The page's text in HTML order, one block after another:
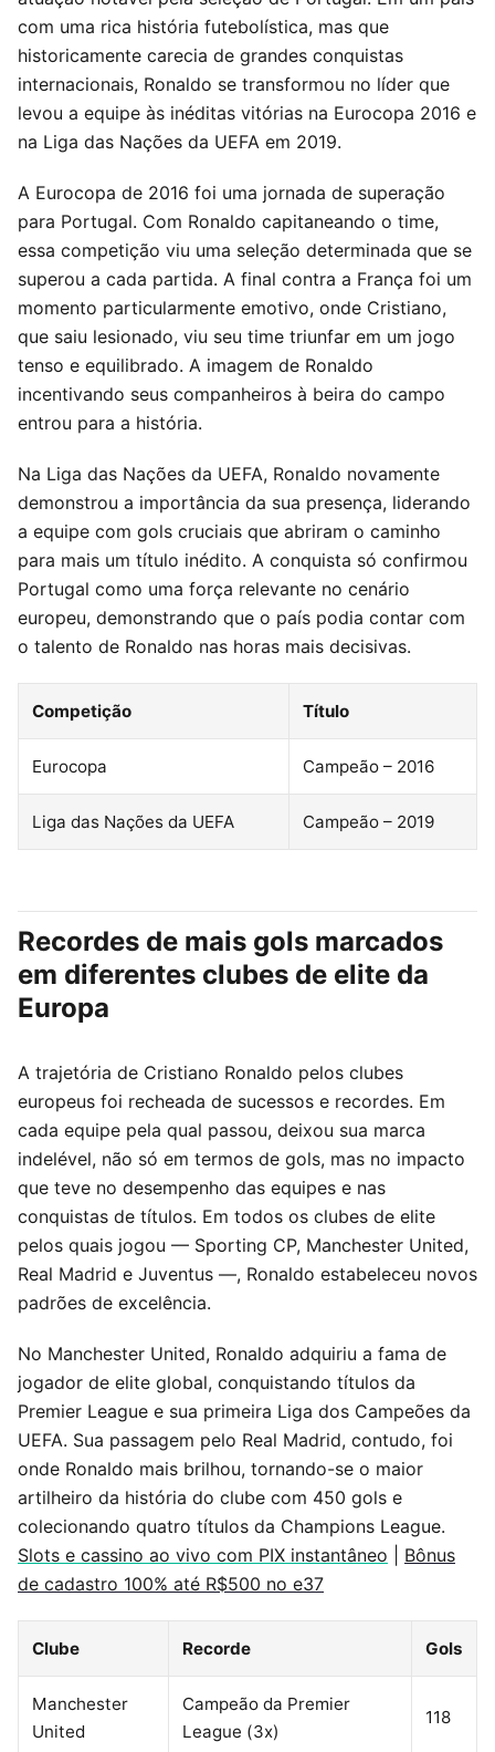
com uma rica história futebolística, mas que
historicamente carecia de grandes conquistas
internacionais, Ronaldo se transformou no líder que
levou a equipe às inéditas vitórias na Eurocopa 2016 e
na Liga das Nações da UEFA em 2019.
A Eurocopa de 2016 foi uma jornada de superação
para Portugal. Com Ronaldo capitaneando o time,
essa competição viu uma seleção determinada que se
superou a cada partida. A final contra a França foi um
momento particularmente emotivo, onde Cristiano,
que saiu lesionado, viu seu time triunfar em um jogo
tenso e equilibrado. A imagem de Ronaldo
incentivando seus companheiros à beira do campo
entrou para a história.
Na Liga das Nações da UEFA, Ronaldo novamente
demonstrou a importância da sua presença, liderando
a equipe com gols cruciais que abriram o caminho
para mais um título inédito. A conquista só confirmou
Portugal como uma força relevante no cenário
europeu, demonstrando que o país podia contar com
o talento de Ronaldo nas horas mais decisivas.
Competição Título
Eurocopa Campeão – 2016
Liga das Nações da UEFA Campeão – 2019
Recordes de mais gols marcados
em diferentes clubes de elite da
Europa
A trajetória de Cristiano Ronaldo pelos clubes
europeus foi recheada de sucessos e recordes. Em
cada equipe pela qual passou, deixou sua marca
indelével, não só em termos de gols, mas no impacto
que teve no desempenho das equipes e nas
conquistas de títulos. Em todos os clubes de elite
pelos quais jogou — Sporting CP, Manchester United,
Real Madrid e Juventus —, Ronaldo estabeleceu novos
padrões de excelência.
No Manchester United, Ronaldo adquiriu a fama de
jogador de elite global, conquistando títulos da
Premier League e sua primeira Liga dos Campeões da
UEFA. Sua passagem pelo Real Madrid, contudo, foi
onde Ronaldo mais brilhou, tornando-se o maior
artilheiro da história do clube com 450 gols e
colecionando quatro títulos da Champions League.
Slots e cassino ao vivo com PIX instantâneo
Bônus
de cadastro 100% até R$500 no e37
Clube Recorde Gols
Manchester
United
Campeão da Premier
League (3x)
118